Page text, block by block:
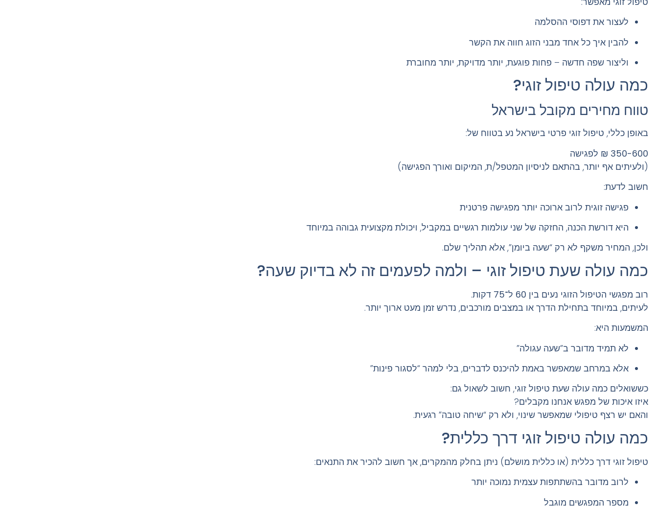
לעצור את דפוסי ההסלמה
להבין איך כל אחד מבני הזוג חווה את הקשר
וליצור שפה חדשה – פחות פוגעת, יותר מדויקת, יותר מחוברת
כמה עולה טיפול זוגי?
טווח מחירים מקובל בישראל
באופן כללי, טיפול זוגי פרטי בישראל נע בטווח של:
350-600 ₪ לפגישה
(ולעיתים אף יותר, בהתאם לניסיון המטפל/ת, המיקום ואורך הפגישה)
חשוב לדעת:
פגישה זוגית לרוב ארוכה יותר מפגישה פרטנית
היא דורשת הכנה, החזקה של שני עולמות רגשיים במקביל, ויכולת מקצועית גבוהה במיוחד
ולכן, המחיר משקף לא רק “שעה ביומן”, אלא תהליך שלם.
כמה עולה שעת טיפול זוגי – ולמה לפעמים זה לא בדיוק שעה?
רוב מפגשי הטיפול הזוגי נעים בין 60 ל־75 דקות
.
לעיתים, במיוחד בתחילת הדרך או במצבים מורכבים, נדרש זמן מעט ארוך יותר.
המשמעות היא:
לא תמיד מדובר ב”שעה עגולה”
אלא במרחב שמאפשר באמת להיכנס לדברים, בלי למהר “לסגור פינות”
כששואלים כמה עולה שעת טיפול זוגי, חשוב לשאול גם:
איזו איכות של מפגש אנחנו מקבלים?
והאם יש רצף טיפולי שמאפשר שינוי, ולא רק “שיחה טובה” רגעית.
כמה עולה טיפול זוגי דרך כללית?
טיפול זוגי דרך כללית (או כללית מושלם) ניתן בחלק מהמקרים, אך חשוב להכיר את התנאים:
לרוב מדובר בהשתתפות עצמית נמוכה יותר
מספר המפגשים מוגבל